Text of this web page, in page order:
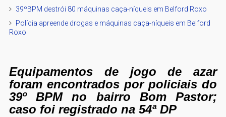
39ºBPM destrói 80 máquinas caça-níqueis em Belford Roxo
Polícia apreende drogas e máquinas caça-níqueis em Belford
Roxo
Equipamentos de jogo de azar
foram encontrados por policiais do
39º BPM no bairro Bom Pastor;
caso foi registrado na 54ª DP